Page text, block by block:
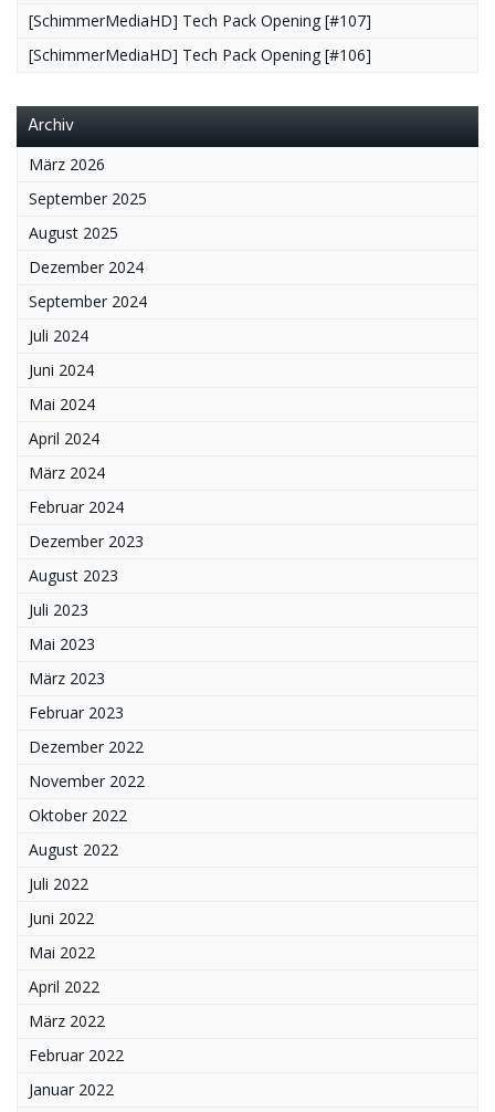
[SchimmerMediaHD] Tech Pack Opening [#107]
[SchimmerMediaHD] Tech Pack Opening [#106]
Archiv
März 2026
September 2025
August 2025
Dezember 2024
September 2024
Juli 2024
Juni 2024
Mai 2024
April 2024
März 2024
Februar 2024
Dezember 2023
August 2023
Juli 2023
Mai 2023
März 2023
Februar 2023
Dezember 2022
November 2022
Oktober 2022
August 2022
Juli 2022
Juni 2022
Mai 2022
April 2022
März 2022
Februar 2022
Januar 2022